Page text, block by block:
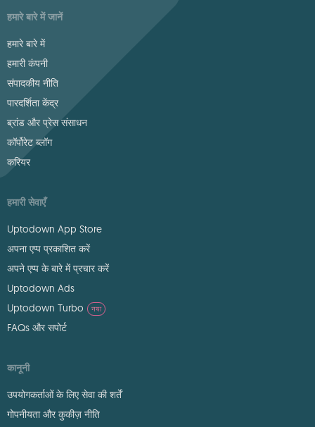
हमारे बारे में जानें
हमारे बारे में
हमारी कंपनी
संपादकीय नीति
पारदर्शिता केंद्र
ब्रांड और प्रेस संसाधन
कॉर्पोरेट ब्लॉग
करियर
हमारी सेवाएँ
Uptodown App Store
अपना एप्प प्रकाशित करें
अपने एप्प के बारे में प्रचार करें
Uptodown Ads
Uptodown Turbo
नया
FAQs और सपोर्ट
कानूनी
उपयोगकर्ताओं के लिए सेवा की शर्तें
गोपनीयता और कुकीज़ नीति